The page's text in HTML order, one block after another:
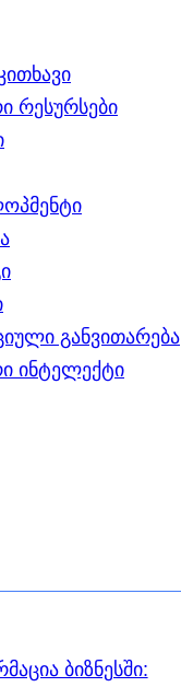
რესურსები
განვითარება
ინტელექტი
ბიზნესში: